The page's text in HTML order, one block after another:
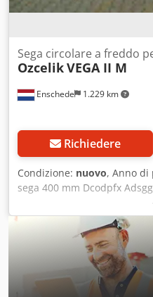
Enschede 1.229 km
Sega circolare a freddo
OzcelikVEGA II M
Richiedere
Condizione: nuovo, Anno di
sega 400 mm Dcodpfx
inclinazione - 4 morse
lubrificazione a nebbia -
lunghezza - Pistola ad aria
protezione -